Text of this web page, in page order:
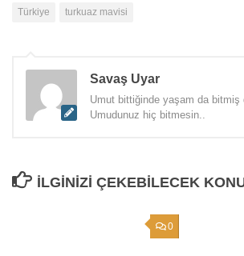
Türkiye
turkuaz mavisi
Savaş Uyar
Umut bittiğinde yaşam da bitmiş
Umudunuz hiç bitmesin..
İLGINIZI ÇEKEBILECEK
0